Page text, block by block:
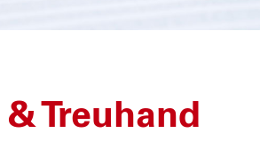
Treuhand